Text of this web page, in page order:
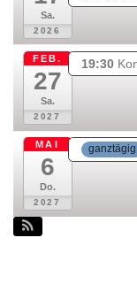
Sa.
2026
FEB.
27
Sa.
2027
19:30
MAI
6
Do.
2027
ganztägig